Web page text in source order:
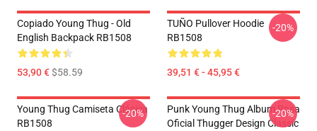
Copiado Young Thug - Old
English Backpack RB1508
53,90 €$58.59
TUÑO Pullover Hoodie
RB1508
39,51 € - 45,95 €
-20%
Young Thug Camiseta Clásica
RB1508
-20%
Punk Young Thug Album Rosa
Oficial Thugger Design Classic
-20%